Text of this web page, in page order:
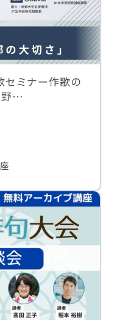
セミナー作歌の
野…